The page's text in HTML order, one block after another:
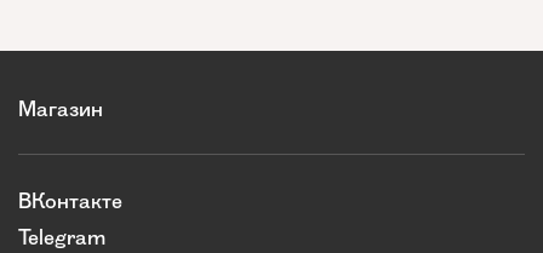
Магазин
ВКонтакте
Telegram